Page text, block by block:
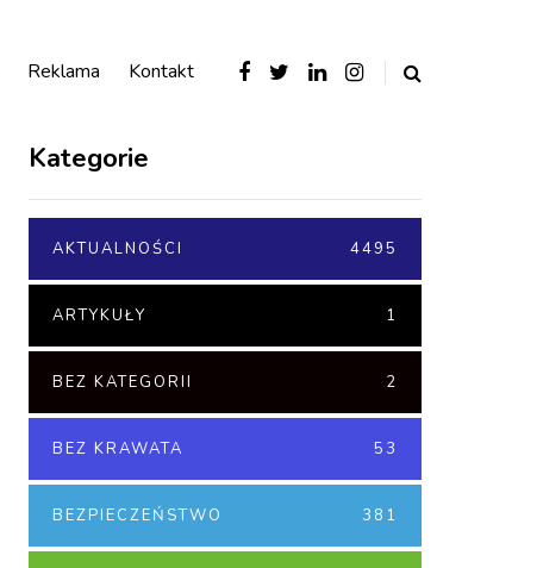
Reklama Kontakt
Kategorie
AKTUALNOŚCI 4495
ARTYKUŁY 1
BEZ KATEGORII 2
BEZ KRAWATA 53
BEZPIECZEŃSTWO 381